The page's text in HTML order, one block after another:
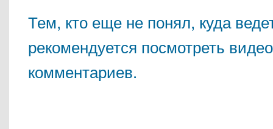
Тем, кто еще не понял, куда
рекомендуется посмотреть
комментариев.